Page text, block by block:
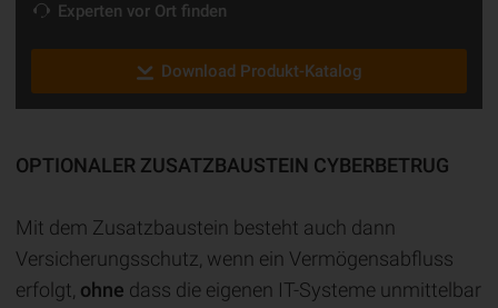
Experten vor Ort finden
Download Produkt-Katalog
OPTIONALER ZUSATZBAUSTEIN CYBERBETRUG
Mit dem Zusatzbaustein besteht auch dann
Versicherungsschutz, wenn ein Vermögensabfluss
erfolgt, ohne dass die eigenen IT-Systeme unmittelbar